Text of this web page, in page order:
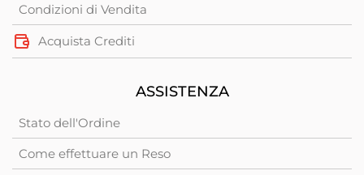
Condizioni di Vendita
Acquista Crediti
ASSISTENZA
Stato dell'Ordine
Come effettuare un Reso